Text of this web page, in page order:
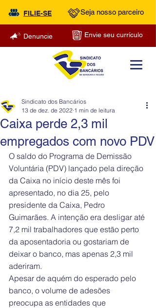
FILIE-SE Seja nosso parceiro
Denuncie Envie seu currículo
Caixa perde 2,3 mil
empregados com novo PDV
Sindicato dos Bancários
13 de dez. de 2022 1 min de leitura
O saldo do Programa de Demissão
Voluntária (PDV) lançado pela direção
da Caixa no início deste mês foi
apresentado, no dia 25, pelo
presidente da Caixa, Pedro
Guimarães. A intenção era desligar até
7,2 mil trabalhadores que estão perto
da aposentadoria ou gostariam de
deixar o banco, mas apenas 2,3 mil
aderiram.
Apesar de aquém do esperado pelo
banco, o volume de adesões
preocupa as entidades que